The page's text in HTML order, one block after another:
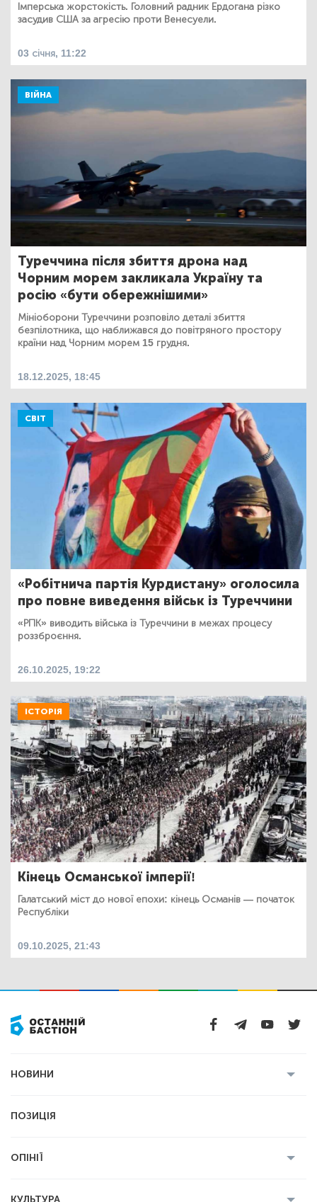
Імперська жорстокість. Головний радник Ердогана різко
засудив США за агресію проти Венесуели.
03 січня, 11:22
ВІЙНА
Туреччина після збиття дрона над
Чорним морем закликала Україну та
росію «бути обережнішими»
Мініоборони Туреччини розповіло деталі збиття
безпілотника, що наближався до повітряного простору
країни над Чорним морем 15 грудня.
18.12.2025, 18:45
СВІТ
«Робітнича партія Курдистану» оголосила
про повне виведення військ із Туреччини
«РПК» виводить війська із Туреччини в межах процесу
роззброєння.
26.10.2025, 19:22
ІСТОРІЯ
Кінець Османської імперії!
Галатський міст до нової епохи: кінець Османів — початок
Республіки
09.10.2025, 21:43
НОВИНИ
Економіка
ПОЗИЦІЯ
ОПІНІЇ
КУЛЬТУРА